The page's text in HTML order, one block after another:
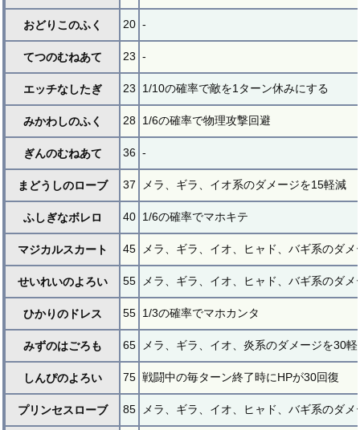
おどりこのふく 20 -
てつのむねあて 23 -
エッチなしたぎ 23 1/10の確率で敵を1ターン休みにする
みかわしのふく 28 1/6の確率で物理攻撃回避
ぎんのむねあて 36 -
まどうしのローブ 37 メラ、ギラ、イオ系のダメージを15軽減
ふしぎなボレロ 40 1/6の確率でマホキテ
マジカルスカート 45 メラ、ギラ、イオ、ヒャド、バギ系のダ
せいれいのよろい 55 メラ、ギラ、イオ、ヒャド、バギ系のダ
ひかりのドレス 55 1/3の確率でマホカンタ
みずのはごろも 65 メラ、ギラ、イオ、炎系のダメージを30軽
しんぴのよろい 75 戦闘中の毎ターン終了時にHPが30回復
プリンセスローブ 85 メラ、ギラ、イオ、ヒャド、バギ系のダ